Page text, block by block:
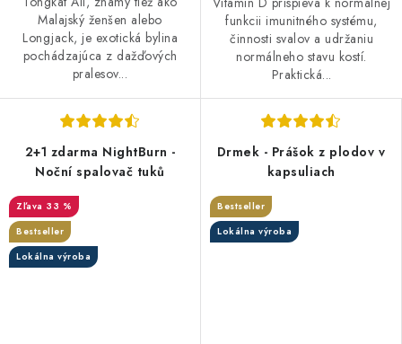
Malajský ženšen alebo
Longjack, je exotická bylina
pochádzajúca z dažďových
pralesov...
funkcii imunitného systému,
činnosti svalov a udržaniu
normálneho stavu kostí.
Praktická...
2+1 zdarma NightBurn -
Noční spalovač tuků
33 %
Bestseller
Lokálna výroba
Drmek - Prášok z plodov v
kapsuliach
Bestseller
Lokálna výroba